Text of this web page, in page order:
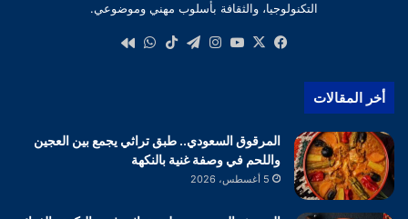
التكنولوجيا، والثقافة بأسلوب مهني وموضوعي.
فيسبوك
‫X
‫YouTube
انستقرام
تيلقرام‫TikTokواتساب
أخر المقالات
المرقوق السعودي.. طبق تراثي يجمع بين العجين
واللحم في وصفة غنية بالنكهة
5 أغسطس، 2026